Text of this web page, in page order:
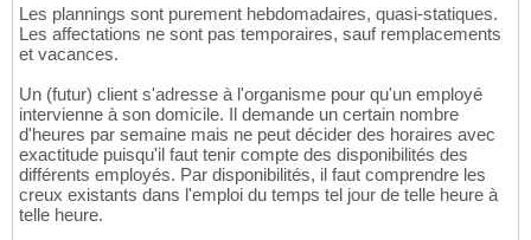
58
59
60
61
62
63
64
65
66
67
);
CREATE
   COM_seq
SMALLINT,
   PRS_seq
SMALLINT,
   INT_seq
SMALLINT,
   CAL_date
DATE NOT NULL,
   PLA_seq
SMALLINT NOT NULL,
   EMP_ident_remplace
INT
Les plannings sont purement hebdomadaires, quasi-statiques.
Les affectations ne sont pas temporaires, sauf remplacements
et vacances.
Un (futur) client s'adresse à l'organisme pour qu'un employé
intervienne à son domicile. Il demande un certain nombre
d'heures par semaine mais ne peut décider des horaires avec
exactitude puisqu'il faut tenir compte des disponibilités des
différents employés. Par disponibilités, il faut comprendre les
creux existants dans l'emploi du temps tel jour de telle heure à
telle heure.